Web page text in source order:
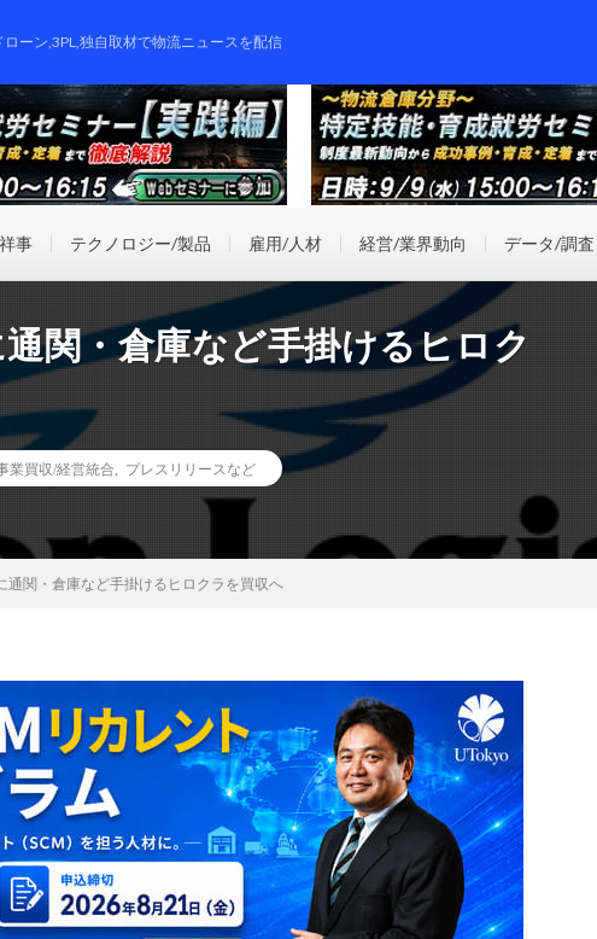
ーン,3PL,独自取材で物流ニュースを配信
事 テクノロジー/製品 雇用/人材 経営/業界動向 データ/調査
関・倉庫など手掛けるヒロク
業買収/経営統合 プレスリリースなど
通関・倉庫など手掛けるヒロクラを買収へ